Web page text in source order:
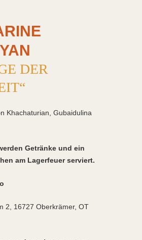
DER
Khachaturian, Gubaidulina
Getränke und ein
am Lagerfeuer serviert.
2, 16727 Oberkrämer, OT